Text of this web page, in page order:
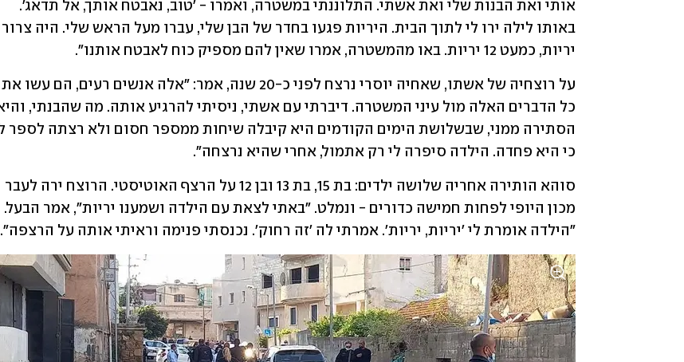
יריות, כמעט 12 יריות. באו מהמשטרה, אמרו שאין להם מספיק כוח לאבטח אותנו".
כי היא פחדה. הילדה סיפרה לי רק אתמול, אחרי שהיא נרצחה".
"הילדה אומרת לי 'יריות, יריות'. אמרתי לה 'זה רחוק'. נכנסתי פנימה וראיתי אותה על הרצפה".